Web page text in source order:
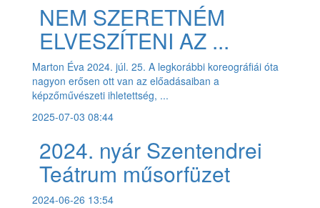
NEM SZERETNÉM
ELVESZÍTENI AZ ...
Marton Éva 2024. júl. 25. A legkorábbi koreográfiái óta
nagyon erősen ott van az előadásaiban a
képzőművészeti ihletettség, ...
2025-07-03 08:44
2024. nyár Szentendrei
Teátrum műsorfüzet
2024-06-26 13:54